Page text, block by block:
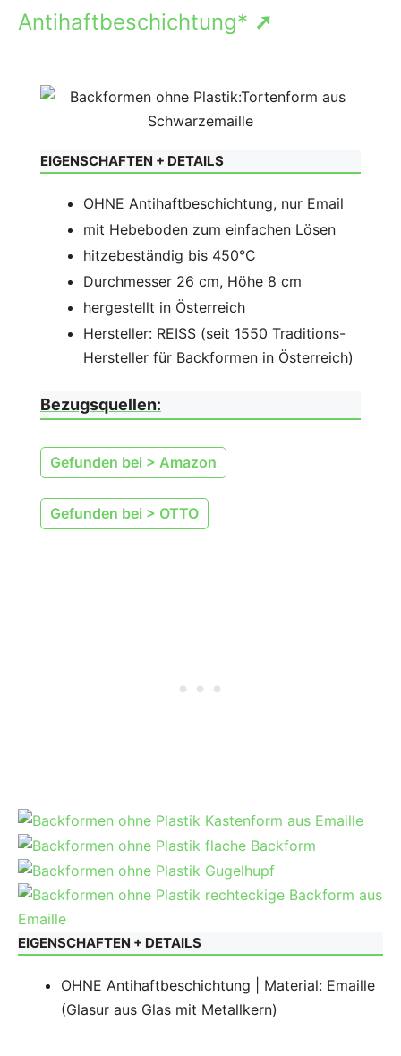
Antihaftbeschichtung* ➚
EIGENSCHAFTEN + DETAILS
OHNE Antihaftbeschichtung, nur Email
mit Hebeboden zum einfachen Lösen
hitzebeständig bis 450°C
Durchmesser 26 cm, Höhe 8 cm
hergestellt in Österreich
Hersteller: REISS (seit 1550 Traditions-
Hersteller für Backformen in Österreich)
Bezugsquellen:
Gefunden bei > Amazon
Gefunden bei > OTTO
EIGENSCHAFTEN + DETAILS
OHNE Antihaftbeschichtung | Material: Emaille
(Glasur aus Glas mit Metallkern)